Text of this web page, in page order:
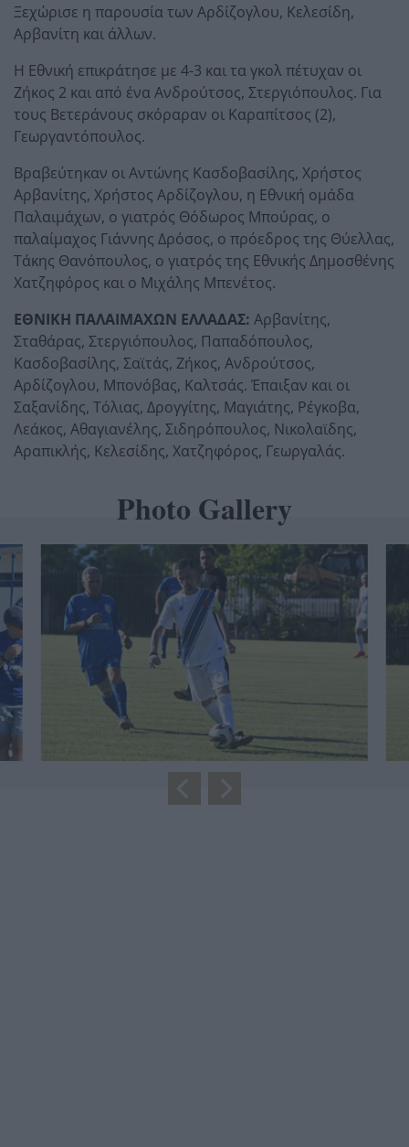
Ξεχώρισε η παρουσία των Αρδίζογλου, Κελεσίδη,
Αρβανίτη και άλλων.
Η Εθνική επικράτησε με 4-3 και τα γκολ πέτυχαν οι
Ζήκος 2 και από ένα Ανδρούτσος, Στεργιόπουλος. Για
τους Βετεράνους σκόραραν οι Καραπίτσος (2),
Γεωργαντόπουλος.
Βραβεύτηκαν οι Αντώνης Κασδοβασίλης, Χρήστος
Αρβανίτης, Χρήστος Αρδίζογλου, η Εθνική ομάδα
Παλαιμάχων, ο γιατρός Θόδωρος Μπούρας, ο
παλαίμαχος Γιάννης Δρόσος, ο πρόεδρος της Θύελλας,
Τάκης Θανόπουλος, ο γιατρός της Εθνικής Δημοσθένης
Χατζηφόρος και ο Μιχάλης Μπενέτος.
ΕΘΝΙΚΗ ΠΑΛΑΙΜΑΧΩΝ ΕΛΛΑΔΑΣ: Αρβανίτης,
Σταθάρας, Στεργιόπουλος, Παπαδόπουλος,
Κασδοβασίλης, Σαϊτάς, Ζήκος, Ανδρούτσος,
Αρδίζογλου, Μπονόβας, Καλτσάς. Έπαιξαν και οι
Σαξανίδης, Τόλιας, Δρογγίτης, Μαγιάτης, Ρέγκοβα,
Λεάκος, Αθαγιανέλης, Σιδηρόπουλος, Νικολαϊδης,
Αραπικλής, Κελεσίδης, Χατζηφόρος, Γεωργαλάς.
Photo Gallery